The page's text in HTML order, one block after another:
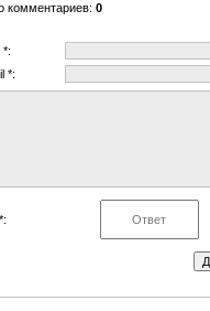
комментариев: 0
*: